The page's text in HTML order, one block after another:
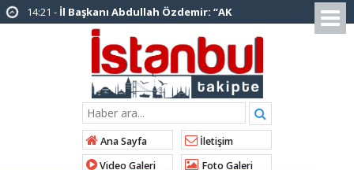
14:20 - Şadi Yazıcı, “Silivri’den alınan talimatla
hakkımda karalama kampanyası yürütülüyor”
AK Parti’ye katılan ilçe belediye
başkanlarından İl Başkanı Özdemir’e ziyaret
Tuzla Belediye Başkanı Eren Ali
Bingöl’den İBB’ye tepki
İstanbul Emniyet Müdürlüğünden
Ana Sayfa
İletişim
Video Galeri
Foto Galeri